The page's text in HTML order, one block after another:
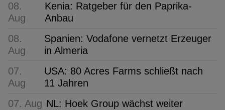
08.
Aug
Kenia: Ratgeber für den Paprika-
Anbau
08.
Aug
Spanien: Vodafone vernetzt Erzeuger
in Almeria
07.
Aug
USA: 80 Acres Farms schließt nach
11 Jahren
07. Aug NL: Hoek Group wächst weiter